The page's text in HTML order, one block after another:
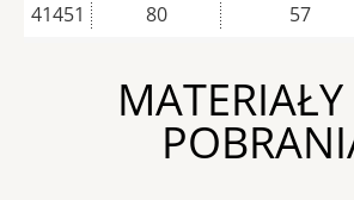
41451
80 57